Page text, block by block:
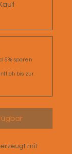
5% sparen
bis zur
mit